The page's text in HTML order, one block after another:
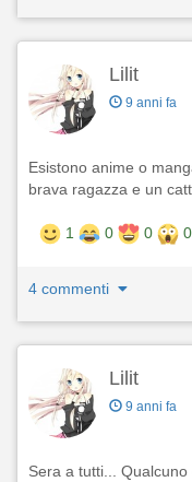
Lilit
9 anni fa
Esistono anime o
brava ragazza e un
1 0 0 0
4 commenti
Lilit
9 anni fa
Sera a tutti...